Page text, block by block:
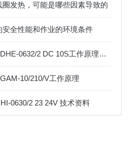
发热，可能是哪些因素导致的
全性能和作业的环境条件
阿托斯ATOS电磁阀SDHE-0632/2 DC 10S工作原理与应用
10/210/V工作原理
0630/2 23 24V 技术资料